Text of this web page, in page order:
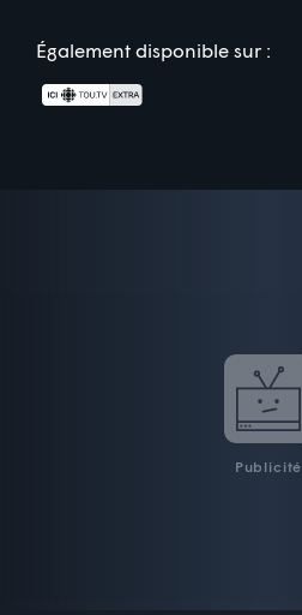
Également disponible sur :
Publicité